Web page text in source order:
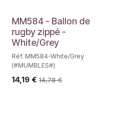
MM584 - Ballon de
rugby zippé -
White/Grey
Réf. MM584-White/Grey
(#MUMBLES#)
14,19 € 14,78€